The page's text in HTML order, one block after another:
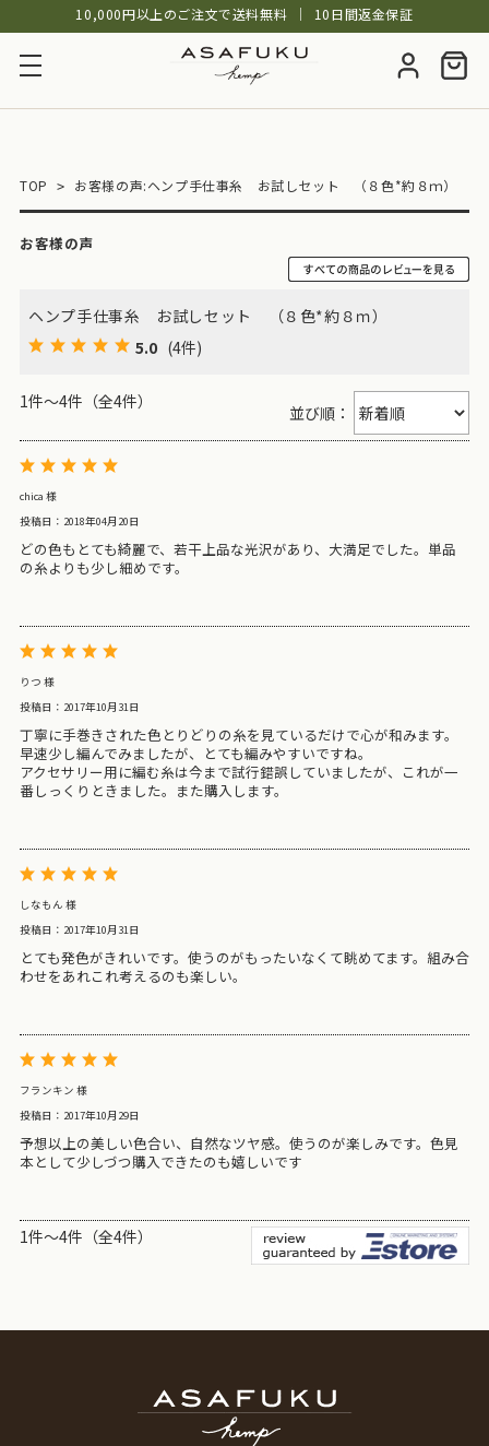
10,000円以上のご注文で送料無料 │ 10日間返金保証
TOP お客様の声:ヘンプ手仕事糸 お試しセット （８色*約８ｍ）
お客様の声
ヘンプ手仕事糸 お試しセット （８色*約８ｍ）
5.0 (4件)
1件～4件（全4件）
並び順：
chica 様
投稿日：2018年04月20日
どの色もとても綺麗で、若干上品な光沢があり、大満足でした。単品
の糸よりも少し細めです。
りつ 様
投稿日：2017年10月31日
丁寧に手巻きされた色とりどりの糸を見ているだけで心が和みます。
早速少し編んでみましたが、とても編みやすいですね。
アクセサリー用に編む糸は今まで試行錯誤していましたが、これが一
番しっくりときました。また購入します。
しなもん 様
投稿日：2017年10月31日
とても発色がきれいです。使うのがもったいなくて眺めてます。組み合
わせをあれこれ考えるのも楽しい。
フランキン 様
投稿日：2017年10月29日
予想以上の美しい色合い、自然なツヤ感。使うのが楽しみです。色見
本として少しづつ購入できたのも嬉しいです
1件～4件（全4件）